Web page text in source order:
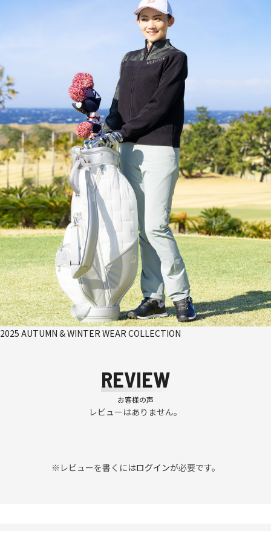
2025 AUTUMN & WINTER WEAR COLLECTION
REVIEW
お客様の声
レビューはありません。
※レビューを書くにはログインが必要です。